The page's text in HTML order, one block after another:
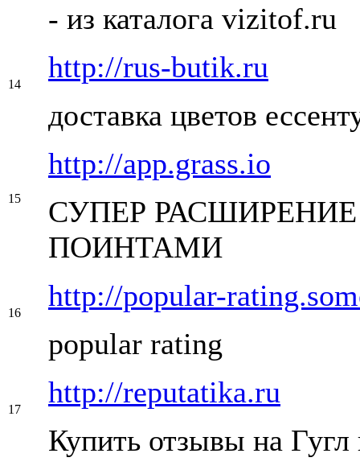
- из каталога vizitof.ru
14
http://rus-butik.ru
доставка цветов
15
http://app.grass.io
СУПЕР РАСШИРЕНИЕ
ПОИНТАМИ
16
http://popular-
popular rating
17
http://reputatika.ru
Купить отзывы на Гугл